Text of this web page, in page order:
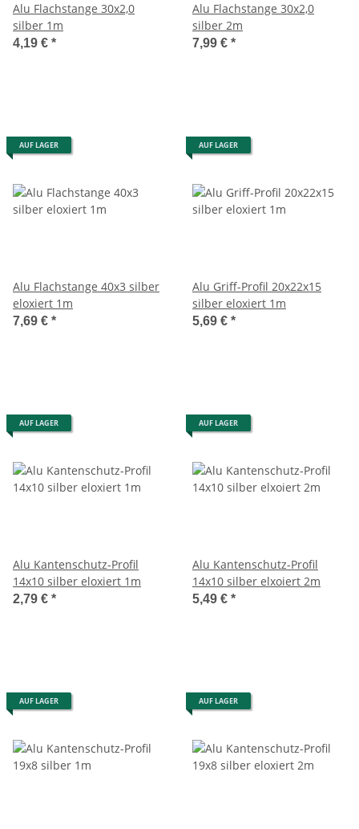
Alu Flachstange 30x2,0
silber 1m
4,19 € *
Alu Flachstange 30x2,0
silber 2m
7,99 € *
AUF LAGER
Alu Flachstange 40x3 silber
eloxiert 1m
7,69 € *
AUF LAGER
Alu Griff-Profil 20x22x15
silber eloxiert 1m
5,69 € *
AUF LAGER
Alu Kantenschutz-Profil
14x10 silber eloxiert 1m
2,79 € *
AUF LAGER
Alu Kantenschutz-Profil
14x10 silber elxoiert 2m
5,49 € *
AUF LAGER AUF LAGER